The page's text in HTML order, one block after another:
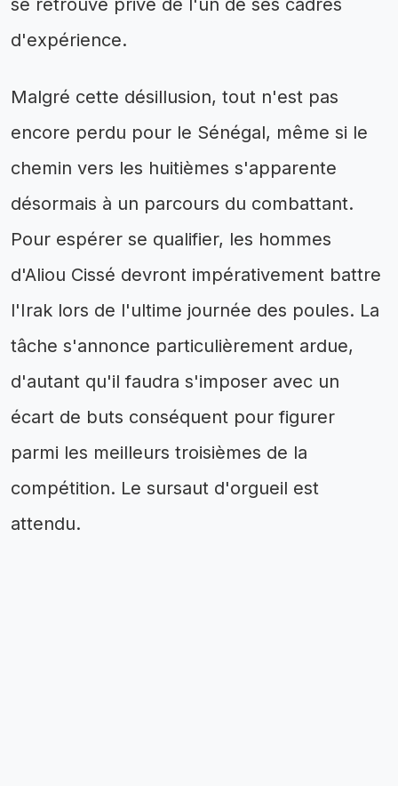
d'expérience.
Malgré cette désillusion, tout n'est pas
encore perdu pour le Sénégal, même si le
chemin vers les huitièmes s'apparente
désormais à un parcours du combattant.
Pour espérer se qualifier, les hommes
d'Aliou Cissé devront impérativement battre
l'Irak lors de l'ultime journée des poules. La
tâche s'annonce particulièrement ardue,
d'autant qu'il faudra s'imposer avec un
écart de buts conséquent pour figurer
parmi les meilleurs troisièmes de la
compétition. Le sursaut d'orgueil est
attendu.